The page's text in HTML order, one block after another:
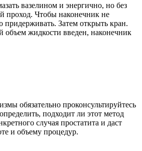
вазелином и энергично, но без
проход. Чтобы наконечник не
придерживать. Затем открыть кран.
объем жидкости введен, наконечник
обязательно проконсультируйтесь
подходит ли этот метод
случая простатита и даст
и объему процедур.